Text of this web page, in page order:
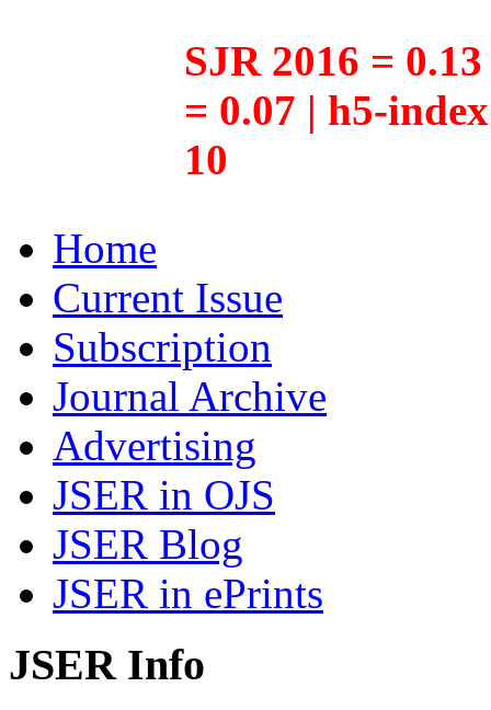
SJR 2016 =
= 0.07 | h5-
10
Home
Current Issue
Subscription
Journal Archive
Advertising
JSER in OJS
JSER Blog
JSER in ePrints
JSER Info